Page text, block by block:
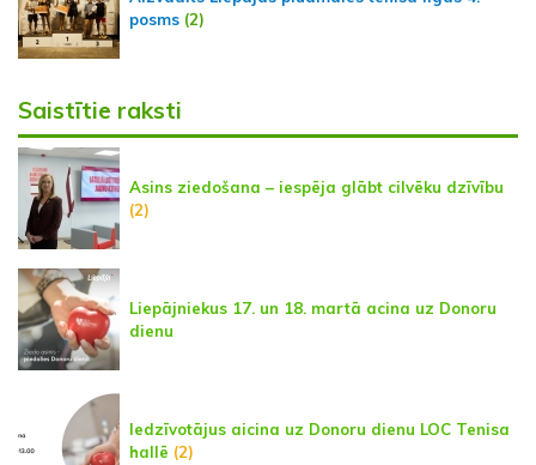
posms (2)
Saistītie raksti
Asins ziedošana – iespēja glābt cilvēku dzīvību
(2)
Liepājniekus 17. un 18. martā acina uz Donoru
dienu
Iedzīvotājus aicina uz Donoru dienu LOC Tenisa
hallē (2)